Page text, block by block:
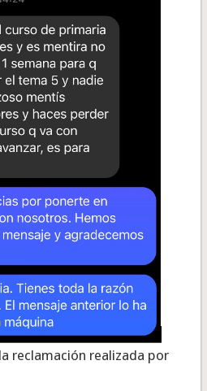
reclamación realizada por